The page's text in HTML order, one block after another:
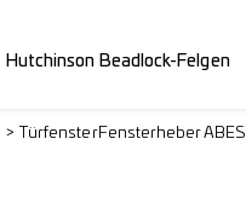
Hutchinson Beadlock-Felgen
TürfensterFensterheber ABES